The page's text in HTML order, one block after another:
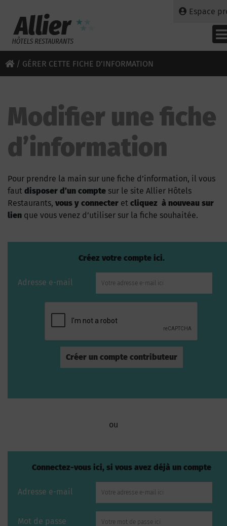
Espace
/ GÉRER CETTE FICHE D’INFORMATION
Modifier une fiche
d’information
Pour prendre la main sur une fiche d’information, il vous
faut disposer d’un compte sur le site Allier Hôtels
Restaurants, vous y connecter et cliquez à nouveau sur
lien que vous venez d’utiliser sur la fiche souhaitée.
Créez votre compte ici.
Adresse e-mail
ou
Connectez-vous ici, si vous avez déjà un compte
Adresse e-mail
Mot de passe